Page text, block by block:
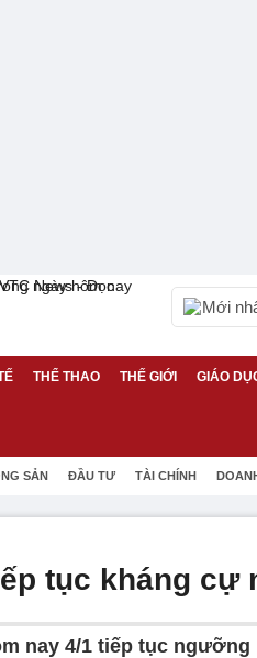
Mới
THỂ THAO THẾ GIỚI GIÁO
SẢN ĐẦU TƯ TÀI CHÍNH
tục kháng cự
nay 4/1 tiếp tục ngưỡng